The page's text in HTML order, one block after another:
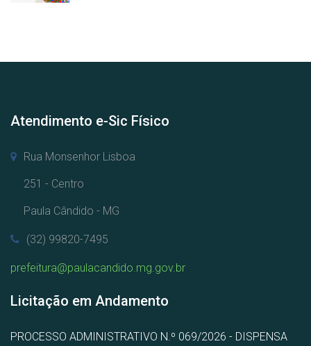
Atendimento e-Sic Físico
Rua Monsenhor Lisboa
251 - Centro
Paula Cândido - MG
(32) 99820-7495
prefeitura@paulacandido.mg.gov.br
Licitação em Andamento
PROCESSO ADMINISTRATIVO N.º 069/2026 - DISPENSA